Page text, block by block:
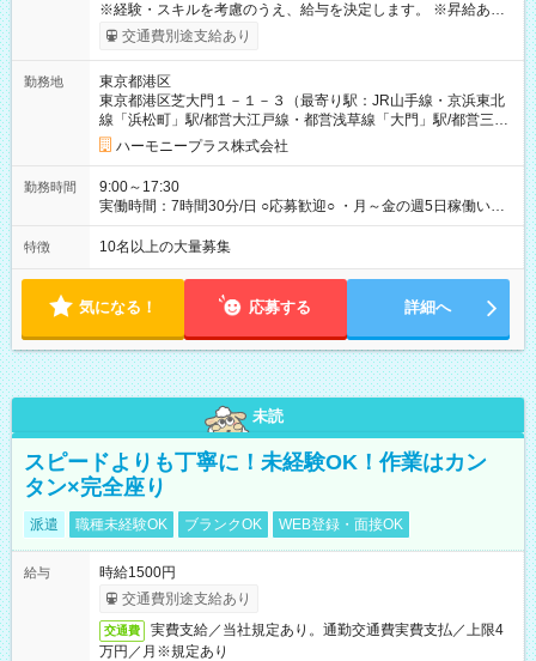
※経験・スキルを考慮のうえ、給与を決定します。 ※昇給あり
（勤務実績・評価による） ※残業が発生した場合は、時間外手
当を全額支給します。 ※交通費支給（月額上限50,000円／当社
間中も給与・待遇に変更はありません。 【試用期間】試用期間
あり 試用期間の長さ：1ヶ月 雇用形態、給与は本採用時と同じ
です。 試用期間中は、健康保険などの福利厚生の一部が制限さ
れる可能性があります。
交通費別途支給あり
勤務地
東京都港区
東京都港区芝大門１－１－３（最寄り駅：JR山手線・京浜東北
線「浜松町」駅/都営大江戸線・都営浅草線「⼤⾨」駅/都営三田
線「御成⾨」駅）
ハーモニープラス株式会社
勤務時間
9:00～17:30
実働時間：7時間30分/日 ○応募歓迎○ ・月～金の週5日稼働いた
だける方 ・実働時間：7.5時間（休憩1時間）
特徴 10名以上の大量募集
気になる！ 応募する 詳細へ
未読
スピードよりも丁寧に！未経験OK！作業はカン
タン×完全座り
派遣 職種未経験OK ブランクOK WEB登録・面接OK
給与
時給1500円
交通費別途支給あり
交通費
実費支給／当社規定あり。通勤交通費実費支払／上限4
万円／月※規定あり